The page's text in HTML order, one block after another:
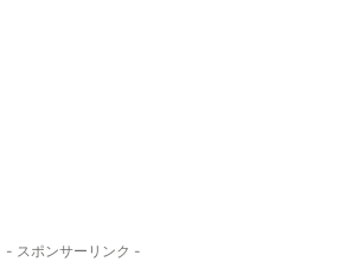
- スポンサーリンク -